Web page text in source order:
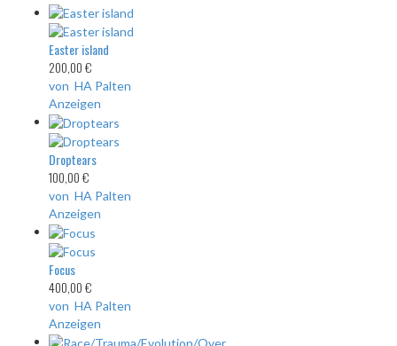
Easter island
200,00 €
von HA Palten
Anzeigen
Droptears
100,00 €
von HA Palten
Anzeigen
Focus
400,00 €
von HA Palten
Anzeigen